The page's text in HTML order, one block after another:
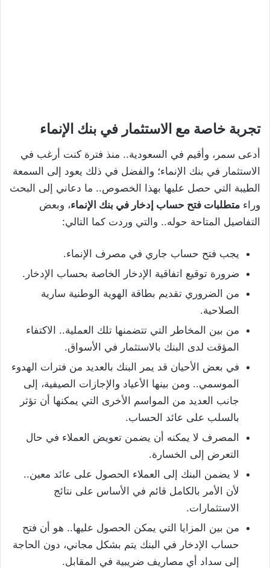
تجربة خاصة مع الاستثمار في بنك الإنماء
أدعى سمر، وأقيم في السعودية.. منذ فترة كنت أرغب في
الاستثمار في بنك الإنماء؛ والفضل في ذلك يعود إلى السمعة
الطيبة التي حصل عليها بهذا الخصوص.. ما دعاني إلى البحث
وراء متطلبات فتح حساب إدخار في بنك الإنماء، وبعض
التفاصيل المتاحة حوله.. والتي وردت كما التالي:
يجب فتح حساب جاري في مصرف الإنماء.
ضرورة توقيع اتفاقية الإدخار الخاصة بحساب الإدخار.
من الضروري تقديم بطاقة الهوية الوطنية سارية
الصلاحية.
من بين المخاطر التي تتضمنها تلك العملية.. الاكتفاء
المؤقت لدى البنك بالاستثمار في الأسواق.
في بعض الأحيان قد يمر البنك بالعديد من فترات الهدوء
الموسمي.. ومن بينها الأعياد والإجازات الصيفية، إلى
جانب العديد من المواسم الأخرى التي يمكنها أن تؤثر
بالسلب على عائد الحساب.
المصرف لا يمكنه أن يضمن تعويض العملاء في حال
التعرض إلى الخسارة.
لا يضمن البنك إلى العملاء الحصول على عائد معين..
لأن الأمر بالكامل قائم في الأساس على نتائج
الاستثمارات.
من بين المزايا التي يمكن الحصول عليها.. هو أن فتح
حساب الإدخار في البنك يتم بشكل مجاني، دون الحاجة
إلى سداد أي مصاريف ضريبية في المقابل.